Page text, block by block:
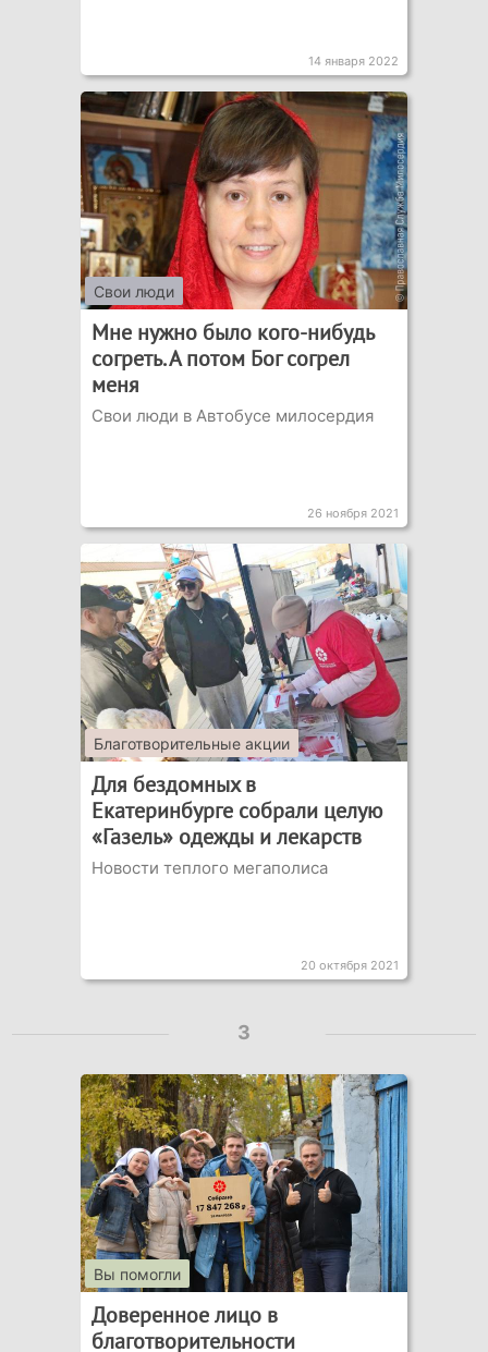
14 января 2022
Свои люди
Мне нужно было кого-нибудь
согреть. А потом Бог согрел
меня
Свои люди в Автобусе милосердия
26 ноября 2021
Благотворительные акции
Для бездомных в
Екатеринбурге собрали целую
«Газель» одежды и лекарств
Новости теплого мегаполиса
20 октября 2021
3
Вы помогли
Доверенное лицо в
благотворительности